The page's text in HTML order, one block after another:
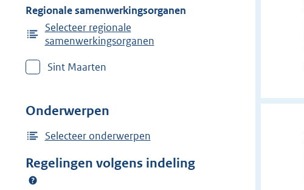
Regionale samenwerkingsorganen
Selecteer regionale
samenwerkingsorganen
Sint Maarten
Onderwerpen
Selecteer onderwerpen
Regelingen volgens indeling